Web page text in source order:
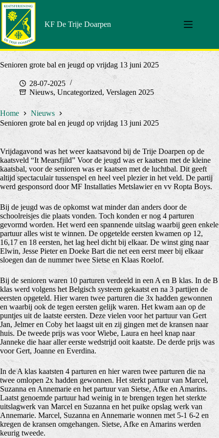
Doorgaan
naar
artikel
KF De Trije Doarpen
Senioren grote bal en jeugd op vrijdag 13 juni 2025
28-07-2025
Nieuws,Uncategorized, Verslagen 2025
Home
Nieuws
Senioren grote bal en jeugd op vrijdag 13 juni 2025
Vrijdagavond was het weer kaatsavond bij de Trije Doarpen op de
kaatsveld “It Mearsfjild” Voor de jeugd was er kaatsen met de kleine
kaatsbal, voor de senioren was er kaatsen met de luchtbal. Dit geeft
altijd spectaculair tussenspel en heel veel plezier in het veld. De partij
werd gesponsord door MF Installaties Metslawier en vv Ropta Boys.
Bij de jeugd was de opkomst wat minder dan anders door de
schoolreisjes die plaats vonden. Toch konden er nog 4 parturen
gevormd worden. Het werd een spannende uitslag waarbij geen enkele
partuur alles wist te winnen. De opgetelde eersten kwamen op 12,
16,17 en 18 eersten, het lag heel dicht bij elkaar. De winst ging naar
Elwin, Jesse Pieter en Doeke Bart die net een eerst meer bij elkaar
sloegen dan de nummer twee Sietse en Klaas Roelof.
Bij de senioren waren 10 parturen verdeeld in een A en B klas. In de B
klas werd volgens het Belgisch systeem gekaatst en na 3 partijen de
eersten opgeteld. Hier waren twee parturen die 3x hadden gewonnen
en waarbij ook de tegen eersten gelijk waren. Het kwam aan op de
puntjes uit de laatste eersten. Deze vielen voor het partuur van Gert
Jan, Jelmer en Coby het laagst uit en zij gingen met de kransen naar
huis. De tweede prijs was voor Wiebe, Laura en heel knap naar
Janneke die haar aller eerste wedstrijd ooit kaatste. De derde prijs was
voor Gert, Joanne en Everdina.
In de A klas kaatsten 4 parturen en hier waren twee parturen die na
twee omlopen 2x hadden gewonnen. Het sterkt partuur van Marcel,
Suzanna en Annemarie en het partuur van Sietse, Afke en Amarins.
Laatst genoemde partuur had weinig in te brengen tegen het sterkte
uitslagwerk van Marcel en Suzanna en het puike opslag werk van
Annemarie. Marcel, Suzanna en Annemarie wonnen met 5-1 6-2 en
kregen de kransen omgehangen. Sietse, Afke en Amarins werden
keurig tweede.